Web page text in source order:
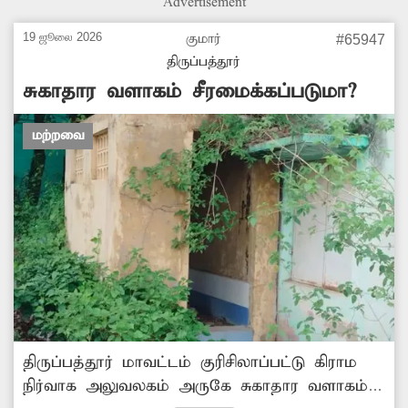
19 ஜூலை 2026
குமார்
திருப்பத்தூர்
#65947
சுகாதார வளாகம் சீரமைக்கப்படுமா?
மற்றவை
திருப்பத்தூர் மாவட்டம் குரிசிலாப்பட்டு கிராம
நிர்வாக அலுவலகம் அருகே சுகாதார வளாகம்